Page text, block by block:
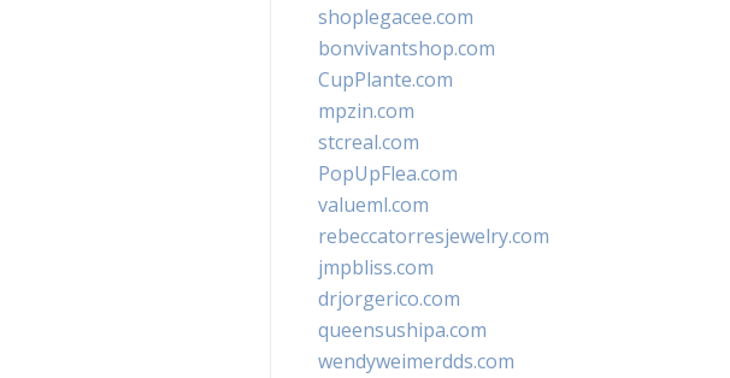
shoplegacee.com
bonvivantshop.com
CupPlante.com
mpzin.com
stcreal.com
PopUpFlea.com
valueml.com
rebeccatorresjewelry.com
jmpbliss.com
drjorgerico.com
queensushipa.com
wendyweimerdds.com